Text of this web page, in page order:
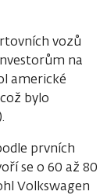
vozů
na
americké
bylo
prvních
se o 60 až 80
Volkswagen